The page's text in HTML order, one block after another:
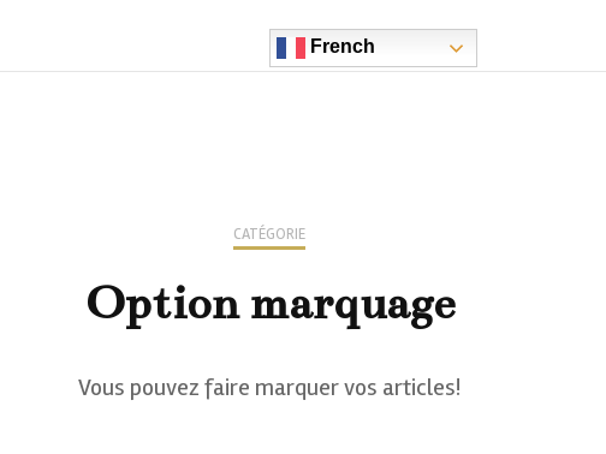
French
CATÉGORIE
Option marquage
Vous pouvez faire marquer vos articles!